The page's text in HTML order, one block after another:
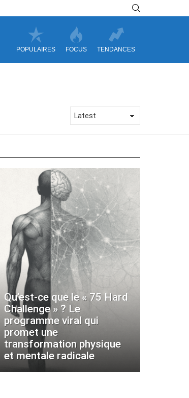
POPULAIRES FOCUS TENDANCES
Qu’est-ce que le « 75 Hard
Challenge » ? Le
programme viral qui
promet une
transformation physique
et mentale radicale